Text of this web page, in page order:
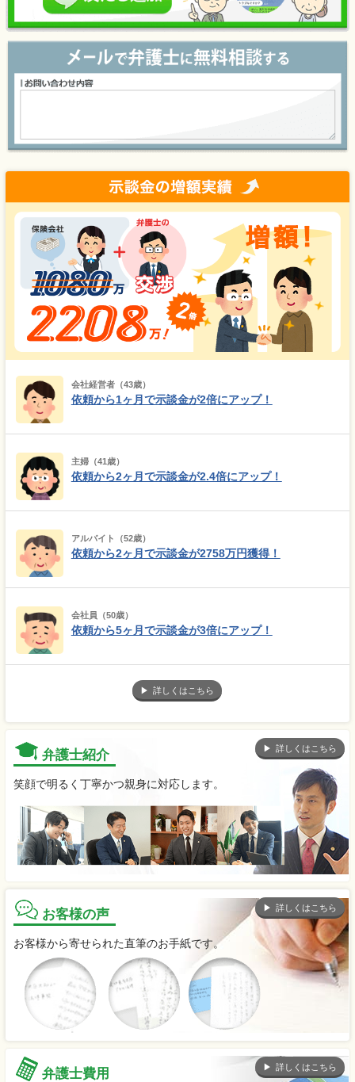
会社経営者（43歳）
依頼から1ヶ月で示談金が2倍にアップ！
主婦（41歳）
依頼から2ヶ月で示談金が2.4倍にアップ！
アルバイト（52歳）
依頼から2ヶ月で示談金が2758万円獲得！
会社員（50歳）
依頼から5ヶ月で示談金が3倍にアップ！
詳しくはこちら
弁護士紹介 詳しくはこちら
笑顔で明るく丁寧かつ親身に対応します。
お客様の声 詳しくはこちら
お客様から寄せられた直筆のお手紙です。
弁護士費用 詳しくはこちら